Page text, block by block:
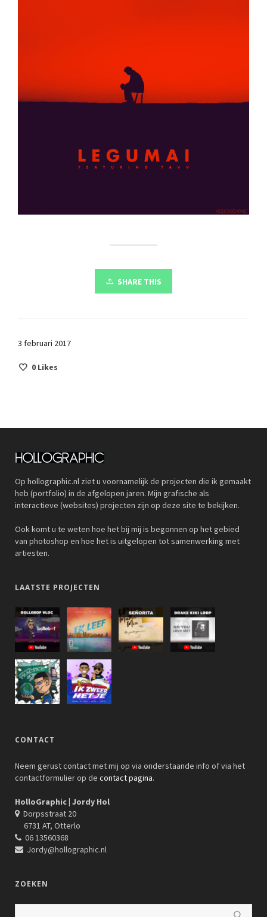
SHARE THIS
3 februari 2017
0 Likes
Op hollographic.nl ziet u voornamelijk de projecten die ik gemaakt
heb (portfolio) in de afgelopen jaren. Mijn grafische als
interactieve (websites) projecten zijn op deze site te bekijken.
Ook komt u te weten hoe het bij mij is begonnen op het gebied
van photoshop en hoe het is uitgelopen tot samenwerking met
artiesten.
LAATSTE PROJECTEN
CONTACT
Neem gerust contact met mij op via onderstaande info of via het
contactformulier op de contact pagina.
HolloGraphic | Jordy Hol
Dorpsstraat 20
6731 AT, Otterlo
06 13560368
Jordy@hollographic.nl
ZOEKEN